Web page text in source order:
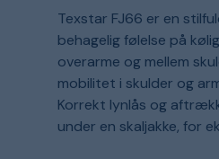
Texstar FJ66 er en
behagelig følelse på
overarme og mellem
mobilitet i skulder og
Korrekt lynlås og
under en skaljakke, for